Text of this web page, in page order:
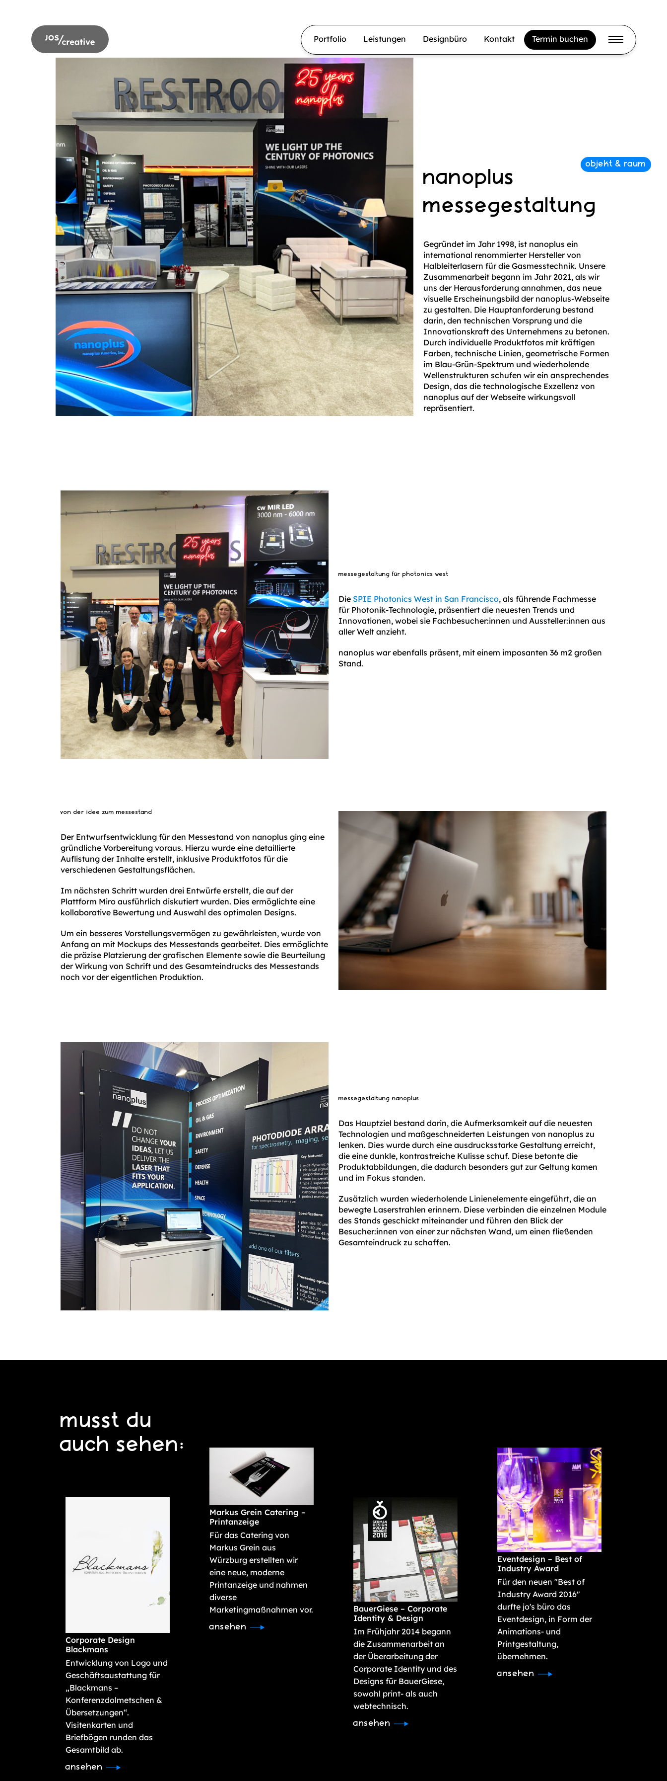
Portfolio Leistungen Designbüro Kontakt Termin buchen
nanoplus
messegestaltung
Gegründet im Jahr 1998, ist nanoplus ein
international renommierter Hersteller von
Halbleiterlasern für die Gasmesstechnik. Unsere
Zusammenarbeit begann im Jahr 2021, als wir
uns der Herausforderung annahmen, das neue
visuelle Erscheinungsbild der nanoplus-Webseite
zu gestalten. Die Hauptanforderung bestand
darin, den technischen Vorsprung und die
Innovationskraft des Unternehmens zu betonen.
Durch individuelle Produktfotos mit kräftigen
Farben, technische Linien, geometrische Formen
im Blau-Grün-Spektrum und wiederholende
Wellenstrukturen schufen wir ein ansprechendes
Design, das die technologische Exzellenz von
nanoplus auf der Webseite wirkungsvoll
repräsentiert.
messegestaltung für photonics west
Die SPIE Photonics West in San Francisco, als führende Fachmesse
für Photonik-Technologie, präsentiert die neuesten Trends und
Innovationen, wobei sie Fachbesucher:innen und Aussteller:innen aus
aller Welt anzieht.
nanoplus war ebenfalls präsent, mit einem imposanten 36 m2 großen
Stand.
von der idee zum messestand
Der Entwurfsentwicklung für den Messestand von nanoplus ging eine
gründliche Vorbereitung voraus. Hierzu wurde eine detaillierte
Auflistung der Inhalte erstellt, inklusive Produktfotos für die
verschiedenen Gestaltungsflächen.
Im nächsten Schritt wurden drei Entwürfe erstellt, die auf der
Plattform Miro ausführlich diskutiert wurden. Dies ermöglichte eine
kollaborative Bewertung und Auswahl des optimalen Designs.
Um ein besseres Vorstellungsvermögen zu gewährleisten, wurde von
Anfang an mit Mockups des Messestands gearbeitet. Dies ermöglichte
die präzise Platzierung der grafischen Elemente sowie die Beurteilung
der Wirkung von Schrift und des Gesamteindrucks des Messestands
noch vor der eigentlichen Produktion.
messegestaltung nanoplus
Das Hauptziel bestand darin, die Aufmerksamkeit auf die neuesten
Technologien und maßgeschneiderten Leistungen von nanoplus zu
lenken. Dies wurde durch eine ausdrucksstarke Gestaltung erreicht,
die eine dunkle, kontrastreiche Kulisse schuf. Diese betonte die
Produktabbildungen, die dadurch besonders gut zur Geltung kamen
und im Fokus standen.
Zusätzlich wurden wiederholende Linienelemente eingeführt, die an
bewegte Laserstrahlen erinnern. Diese verbinden die einzelnen Module
des Stands geschickt miteinander und führen den Blick der
Besucher:innen von einer zur nächsten Wand, um einen fließenden
Gesamteindruck zu schaffen.
musst du
auch sehen:
Corporate Design
Blackmans
Entwicklung von Logo und
Geschäftsaustattung für
„Blackmans –
Konferenzdolmetschen &
Übersetzungen“.
Visitenkarten und
Briefbögen runden das
Gesamtbild ab.
ansehen
Markus Grein Catering –
Printanzeige
Für das Catering von
Markus Grein aus
Würzburg erstellten wir
eine neue, moderne
Printanzeige und nahmen
diverse
Marketingmaßnahmen vor.
ansehen
BauerGiese – Corporate
Identity & Design
Im Frühjahr 2014 begann
die Zusammenarbeit an
der Überarbeitung der
Corporate Identity und des
Designs für BauerGiese,
sowohl print- als auch
webtechnisch.
ansehen
Eventdesign – Best of
Industry Award
Für den neuen "Best of
Industry Award 2016"
durfte jo's büro das
Eventdesign, in Form der
Animations- und
Printgestaltung,
übernehmen.
ansehen